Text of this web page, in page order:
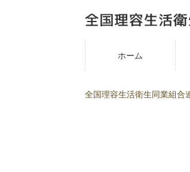
ホーム
全国理容生活衛生同業組合